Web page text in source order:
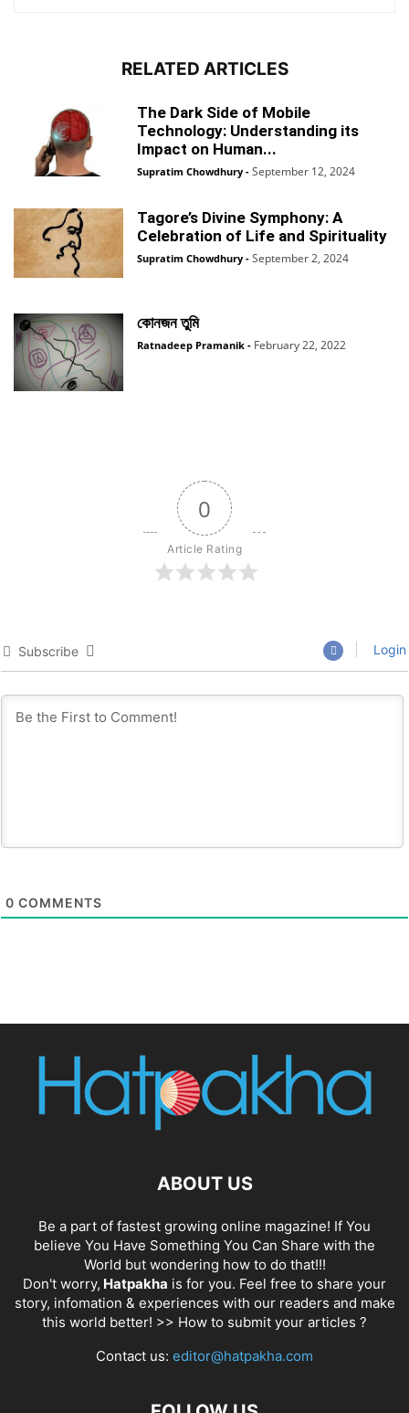
RELATED ARTICLES
The Dark Side of Mobile
Technology: Understanding its
Impact on Human...
Supratim Chowdhury - September 12, 2024
Tagore’s Divine Symphony: A
Celebration of Life and Spirituality
Supratim Chowdhury - September 2, 2024
কোনজন তুমি
Ratnadeep Pramanik - February 22, 2022
0
Article Rating
Subscribe Login
0 COMMENTS
ABOUT US
Be a part of fastest growing online magazine! If You
believe You Have Something You Can Share with the
World but wondering how to do that!!!
Don't worry, Hatpakha is for you. Feel free to share your
story, infomation & experiences with our readers and make
this world better! >> How to submit your articles ?
Contact us: editor@hatpakha.com